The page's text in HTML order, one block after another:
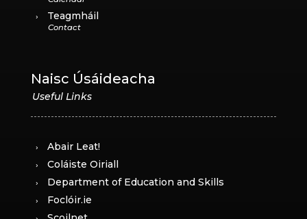
Teagmháil
Naisc Úsáideacha
Abair Leat!
Coláiste Oiriall
Department of Education and Skills
Foclóir.ie